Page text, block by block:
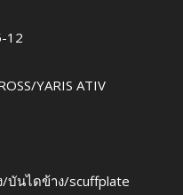
12
YARIS ATIV
/บันไดข้าง/scuffplate